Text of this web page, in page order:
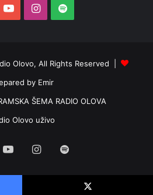
YouTubeInstagram
Spotify
Olovo, All Rights Reserved |
by Emir
ŠEMA RADIO OLOVA
Olovo uživo
YouTubeInstagram
Spotify